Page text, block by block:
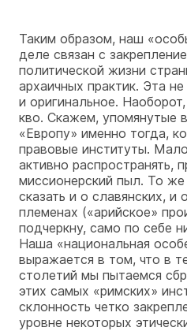
Таким образом, наш
деле связан с
политической жизни
архаичных практик. Эта
и оригинальное.
кво. Скажем, упомянутые
«Европу» именно тогда,
правовые институты.
активно распространять,
миссионерский пыл. То
сказать и о славянских, и
племенах («арийское»
подчеркну, само по себе
Наша «национальная
выражается в том, что в
столетий мы пытаемся
этих самых «римских»
склонность четко
уровне некоторых